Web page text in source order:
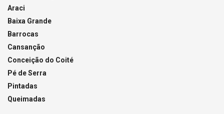
Araci
Baixa Grande
Barrocas
Cansanção
Conceição do Coité
Pé de Serra
Pintadas
Queimadas